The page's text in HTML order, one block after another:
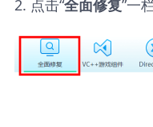
2. 点击“全面修复”一